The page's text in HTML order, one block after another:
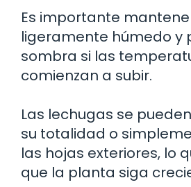
Es importante
ligeramente húmedo y
sombra si las
comienzan a subir.
Las lechugas se
su totalidad o
las hojas exteriores, lo
que la planta siga